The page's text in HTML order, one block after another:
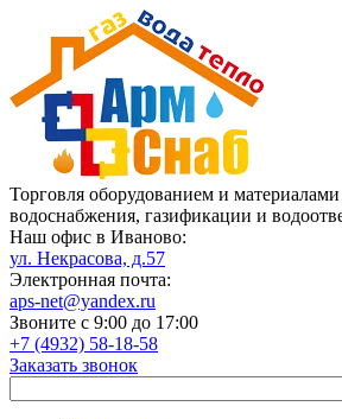
Торговля оборудованием и
водоснабжения, газификации и
Наш офис в Иваново:
ул. Некрасова, д.57
Электронная почта:
aps-net@yandex.ru
Звоните с 9:00 до 17:00
+7 (4932) 58-18-58
Заказать звонок